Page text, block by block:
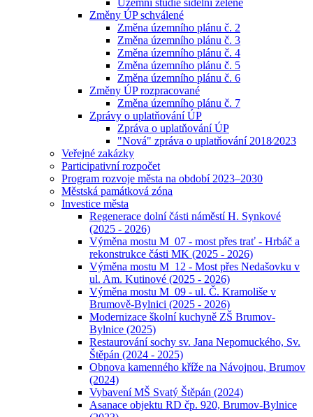
Územní studie sídelní zeleně
Změny ÚP schválené
Změna územního plánu č. 2
Změna územního plánu č. 3
Změna územního plánu č. 4
Změna územního plánu č. 5
Změna územního plánu č. 6
Změny ÚP rozpracované
Změna územního plánu č. 7
Zprávy o uplatňování ÚP
Zpráva o uplatňování ÚP
"Nová" zpráva o uplatňování 2018⁄2023
Veřejné zakázky
Participativní rozpočet
Program rozvoje města na období 2023–2030
Městská památková zóna
Investice města
Regenerace dolní části náměstí H. Synkové
(2025 - 2026)
Výměna mostu M_07 - most přes trať - Hrbáč a
rekonstrukce části MK (2025 - 2026)
Výměna mostu M_12 - Most přes Nedašovku v
ul. Am. Kutinové (2025 - 2026)
Výměna mostu M_09 - ul. Č. Kramoliše v
Brumově-Bylnici (2025 - 2026)
Modernizace školní kuchyně ZŠ Brumov-
Bylnice (2025)
Restaurování sochy sv. Jana Nepomuckého, Sv.
Štěpán (2024 - 2025)
Obnova kamenného kříže na Návojnou, Brumov
(2024)
Vybavení MŠ Svatý Štěpán (2024)
Asanace objektu RD čp. 920, Brumov-Bylnice